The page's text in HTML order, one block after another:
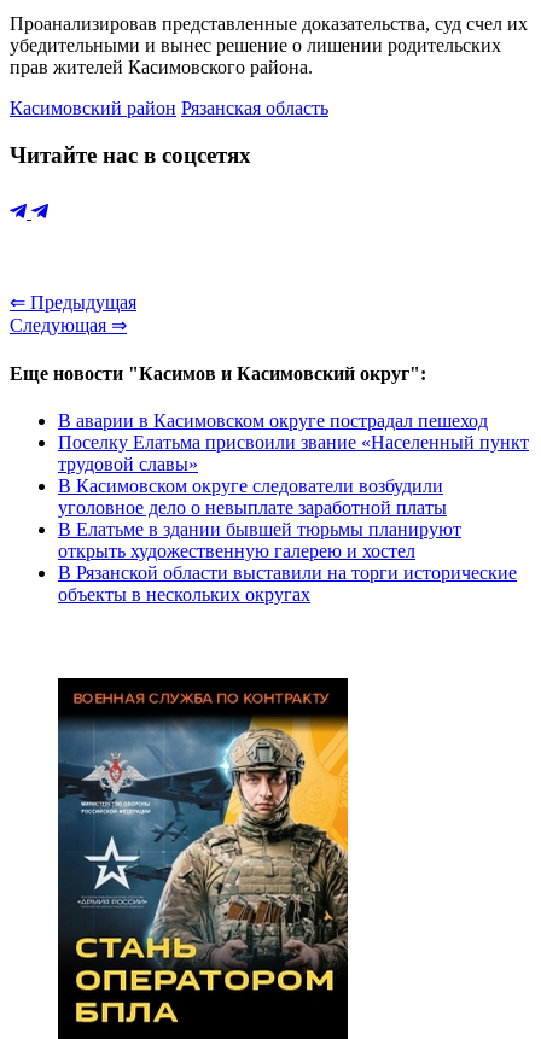
Проанализировав представленные доказательства, суд счел их
убедительными и вынес решение о лишении родительских
прав жителей Касимовского района.
Касимовский район Рязанская область
Читайте нас в соцсетях
⇐ Предыдущая
Следующая ⇒
Еще новости "Касимов и Касимовский округ":
В аварии в Касимовском округе пострадал пешеход
Поселку Елатьма присвоили звание «Населенный пункт
трудовой славы»
В Касимовском округе следователи возбудили
уголовное дело о невыплате заработной платы
В Елатьме в здании бывшей тюрьмы планируют
открыть художественную галерею и хостел
В Рязанской области выставили на торги исторические
объекты в нескольких округах